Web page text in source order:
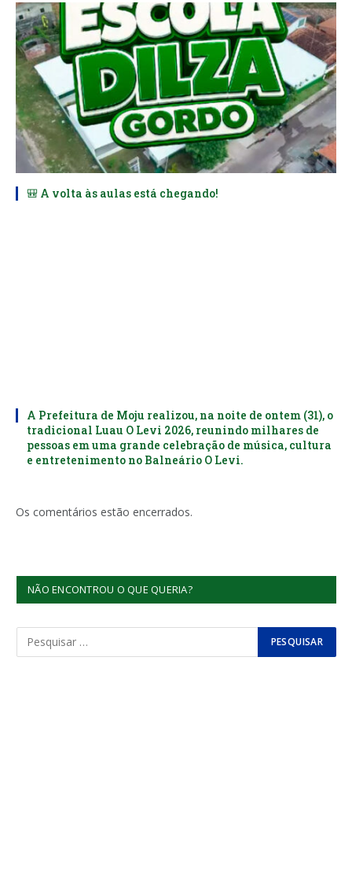
🎒 A volta às aulas está chegando!
A Prefeitura de Moju realizou, na noite de ontem (31), o
tradicional Luau O Levi 2026, reunindo milhares de
pessoas em uma grande celebração de música, cultura
e entretenimento no Balneário O Levi.
Os comentários estão encerrados.
NÃO ENCONTROU O QUE QUERIA?